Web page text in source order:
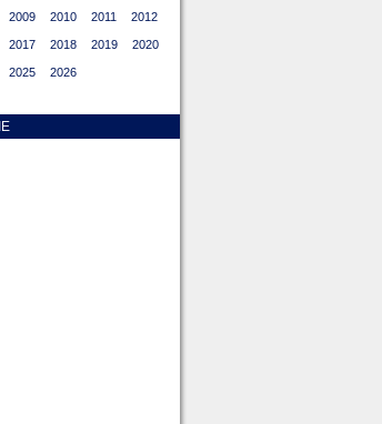
2009 2010 2011 2012
2017 2018 2019 2020
2025 2026